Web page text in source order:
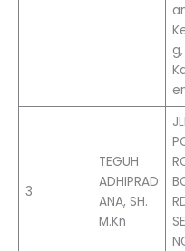
g,
3
TEGUH
ADHIPRAD
ANA, SH.
M.Kn